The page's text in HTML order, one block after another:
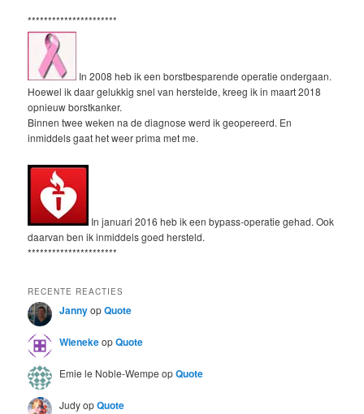
**********************
In 2008 heb ik een borstbesparende operatie ondergaan.
Hoewel ik daar gelukkig snel van herstelde, kreeg ik in maart 2018
opnieuw borstkanker.
Binnen twee weken na de diagnose werd ik geopereerd. En
inmiddels gaat het weer prima met me.
In januari 2016 heb ik een bypass-operatie gehad. Ook
daarvan ben ik inmiddels goed hersteld.
**********************
RECENTE REACTIES
JannyopQuote
WienekeopQuote
Emie le Noble-Wempe opQuote
JudyopQuote